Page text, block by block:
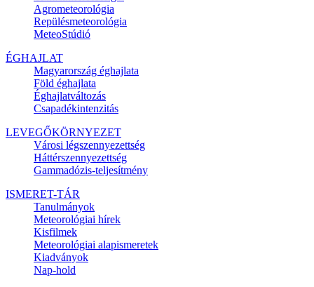
Agrometeorológia
Repülésmeteorológia
MeteoStúdió
ÉGHAJLAT
Magyarország éghajlata
Föld éghajlata
Éghajlatváltozás
Csapadékintenzitás
LEVEGŐKÖRNYEZET
Városi légszennyezettség
Háttérszennyezettség
Gammadózis-teljesítmény
ISMERET-TÁR
Tanulmányok
Meteorológiai hírek
Kisfilmek
Meteorológiai alapismeretek
Kiadványok
Nap-hold